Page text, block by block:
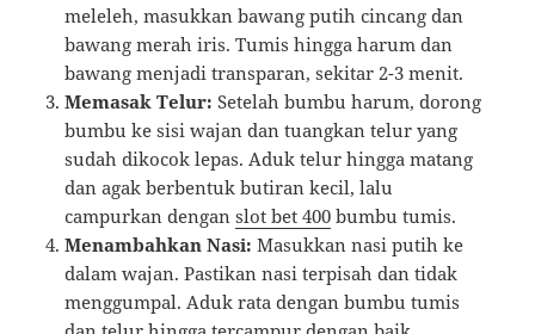
meleleh, masukkan bawang putih cincang dan
bawang merah iris. Tumis hingga harum dan
bawang menjadi transparan, sekitar 2-3 menit.
Memasak Telur: Setelah bumbu harum, dorong
bumbu ke sisi wajan dan tuangkan telur yang
sudah dikocok lepas. Aduk telur hingga matang
dan agak berbentuk butiran kecil, lalu
campurkan denganslot bet 400 bumbu tumis.
Menambahkan Nasi: Masukkan nasi putih ke
dalam wajan. Pastikan nasi terpisah dan tidak
menggumpal. Aduk rata dengan bumbu tumis